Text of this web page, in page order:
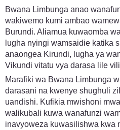
Bwana Limbunga anao
wakiwemo kumi ambao
Burundi. Aliamua kuwaomba
lugha nyingi wamsaidie katika
anaongea Kirundi, lugha ya
Vikundi vitatu vya darasa lile
Marafiki wa Bwana Limbunga
darasani na kwenye shughuli
uandishi. Kufikia mwishoni
walikubali kuwa wanafunzi
inavyoweza kuwasilishwa kwa